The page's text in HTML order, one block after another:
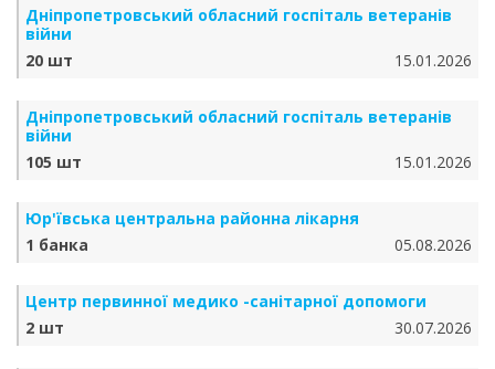
Дніпропетровський обласний госпіталь ветеранів
війни
20 шт
15.01.2026
Дніпропетровський обласний госпіталь ветеранів
війни
105 шт
15.01.2026
Юр'ївська центральна районна лікарня
1 банка
05.08.2026
Центр первинної медико -санітарної допомоги
2 шт
30.07.2026